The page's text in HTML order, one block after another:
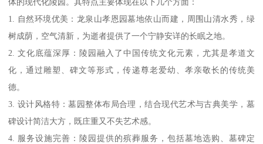
1. 自然环境优美：龙泉山孝恩园墓地依山而建，周围山清水秀，绿
树成荫，空气清新，为逝者提供了一个宁静安详的长眠之地。
2. 文化底蕴深厚：陵园融入了中国传统文化元素，尤其是孝道文
化，通过雕塑、碑文等形式，传递尊老爱幼、孝亲敬长的传统美
德。
3. 设计风格特：墓园整体布局合理，结合现代艺术与古典美学，墓
碑设计简洁大方，既庄重又不失艺术感。
4. 服务设施完善：陵园提供的殡葬服务，包括墓地选购、墓碑定